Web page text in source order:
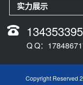
实力展示
Q Q：
Copyright Reserved